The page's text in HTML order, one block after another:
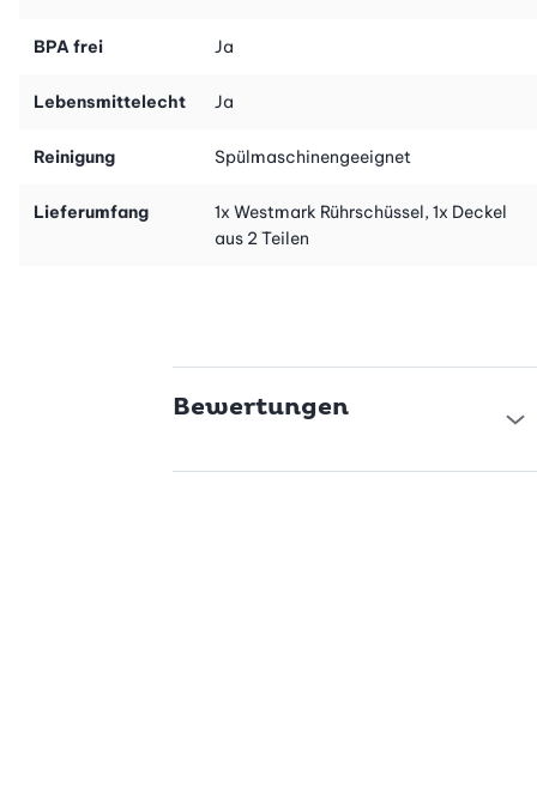
BPA frei Ja
Lebensmittelecht Ja
Reinigung Spülmaschinengeeignet
Lieferumfang
1x Westmark Rührschüssel, 1x Deckel
aus 2 Teilen
Bewertungen